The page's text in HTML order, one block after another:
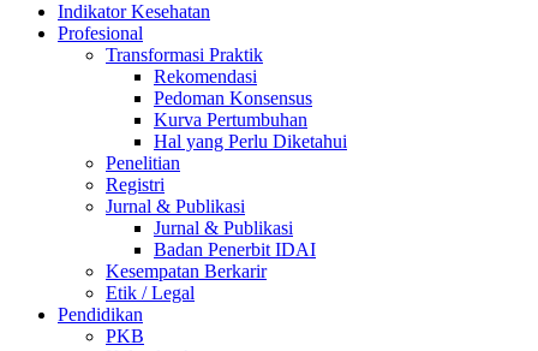
Indikator Kesehatan
Profesional
Transformasi Praktik
Rekomendasi
Pedoman Konsensus
Kurva Pertumbuhan
Hal yang Perlu Diketahui
Penelitian
Registri
Jurnal & Publikasi
Jurnal & Publikasi
Badan Penerbit IDAI
Kesempatan Berkarir
Etik / Legal
Pendidikan
PKB